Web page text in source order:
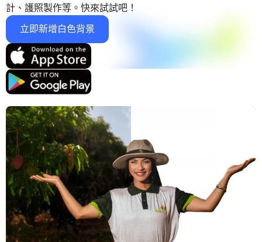
視頻效果
AI擁抱生成器
AI舞蹈生成器
支援的人工智慧模型
Seedance 2.0 Kling 2.6 Motion Control
Sora 2.0 Kling 2.6 Pro Kling 2.1 Master Hailuo 2.3
Wan 2.5
以圖生圖
文字轉圖片
支援的人工智慧模型
Seedream 5.0 專業版
人工智慧工具
相片編輯與創作工具
照片增強器
物件移除器
浮水印去除器
背景去除劑
AI背景
照片修復
定價
計、護照製作等。快來試試吧！
立即新增白色背景